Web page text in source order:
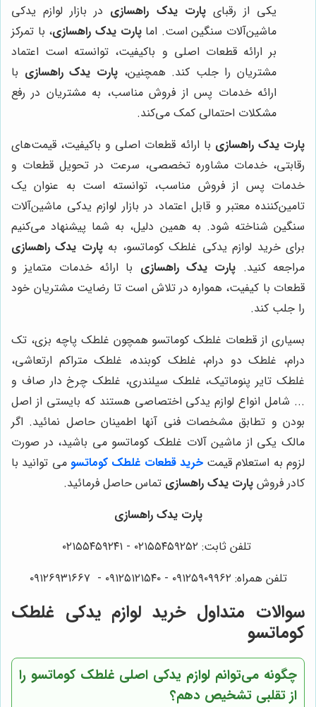
یکی از رقبایپارت یدک راهسازی در بازار لوازم یدکی
ماشین‌آلات سنگین است. اماپارت یدک راهسازی، با تمرکز
بر ارائه قطعات اصلی و باکیفیت، توانسته است اعتماد
مشتریان را جلب کند. همچنین،پارت یدک راهسازی با
ارائه خدمات پس از فروش مناسب، به مشتریان در رفع
مشکلات احتمالی کمک می‌کند.
پارت یدک راهسازی با ارائه قطعات اصلی و باکیفیت، قیمت‌های
رقابتی، خدمات مشاوره تخصصی، سرعت در تحویل قطعات و
خدمات پس از فروش مناسب، توانسته است به عنوان یک
تامین‌کننده معتبر و قابل اعتماد در بازار لوازم یدکی ماشین‌آلات
سنگین شناخته شود. به همین دلیل، به شما پیشنهاد می‌کنیم
برای خرید لوازم یدکی غلطک کوماتسو، بهپارت یدک راهسازی
مراجعه کنید. پارت یدک راهسازی با ارائه خدمات متمایز و
قطعات با کیفیت، همواره در تلاش است تا رضایت مشتریان خود
را جلب کند.
بسیاری از قطعات غلطک کوماتسو همچون غلطک پاچه بزی، تک
درام، غلطک دو درام، غلطک کوبنده، غلطک متراکم ارتعاشی،
غلطک تایر پنوماتیک، غلطک سیلندری، غلطک چرخ دار صاف و
... شامل انواع لوازم یدکی اختصاصی هستند که بایستی از اصل
بودن و تطابق مشخصات فنی آنها اطمینان حاصل نمائید. اگر
مالک یکی از ماشین آلات غلطک کوماتسو می باشید، در صورت
لزوم به استعلام قیمتخرید قطعات غلطک کوماتسو می توانید با
کادر فروش پارت یدک راهسازی تماس حاصل فرمائید.
پارت یدک راهسازی
تلفن ثابت: ۰۲۱۵۵۴۵۹۲۵۲ - ۰۲۱۵۵۴۵۹۲۴۱
تلفن همراه: ۰۹۱۲۵۹۰۹۹۶۲ - ۰۹۱۲۵۱۲۱۵۴۰‌‌‌ - ۰۹۱۲۶۹۳۱۶۶۷
سوالات متداول خرید لوازم یدکی غلطک
کوماتسو
چگونه می‌توانم لوازم یدکی اصلی غلطک کوماتسو را
از تقلبی تشخیص دهم؟